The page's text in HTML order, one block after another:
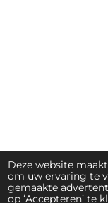
Deze website
om uw ervaring te
gemaakte
op ‘Accepteren’ te